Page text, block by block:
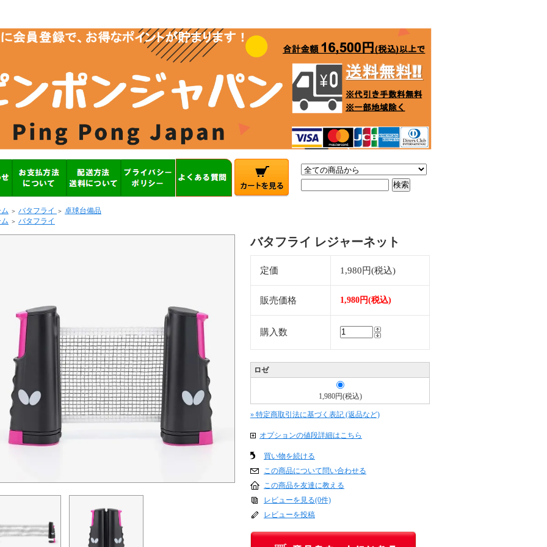
＞ バタフライ ＞ 卓球台備品
＞ バタフライ
バタフライ レジャーネット
定価 1,980円(税込)
販売価格 1,980円(税込)
購入数
ロゼ
1,980円(税込)
» 特定商取引法に基づく表記 (返品など)
オプションの値段詳細はこちら
買い物を続ける
この商品について問い合わせる
この商品を友達に教える
レビューを見る(0件)
レビューを投稿